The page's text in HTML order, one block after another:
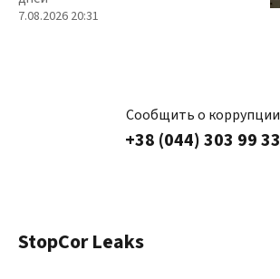
7.08.2026 20:31
Сообщить о коррупции
+38 (044) 303 99 33
StopCor Leaks